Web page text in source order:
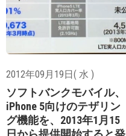
2012年09月19日( 水 )
ソフトバンクモバイル、
iPhone 5向けのテザリン
グ機能を、2013年1月15